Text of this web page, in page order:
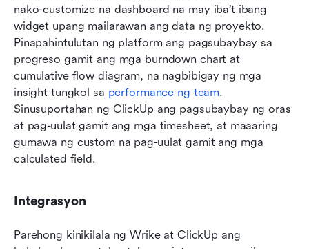
nako-customize na dashboard na may iba’t ibang
widget upang mailarawan ang data ng proyekto.
Pinapahintulutan ng platform ang pagsubaybay sa
progreso gamit ang mga burndown chart at
cumulative flow diagram, na nagbibigay ng mga
insight tungkol sa performance ng team.
Sinusuportahan ng ClickUp ang pagsubaybay ng oras
at pag-uulat gamit ang mga timesheet, at maaaring
gumawa ng custom na pag-uulat gamit ang mga
calculated field.
Integrasyon
Parehong kinikilala ng Wrike at ClickUp ang